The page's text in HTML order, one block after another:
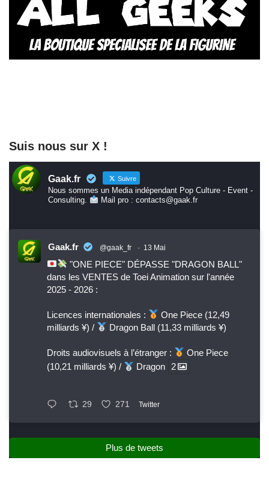
Suis nous sur X !
Gaak.fr Suivre
Nous sommes un Media indépendant Pop Culture - Event -
Consulting.
Mail pro : contacts@gaak.fr
Gaak.fr @gaak_fr · 13 Mai
"ONE PIECE" DÉPASSE "DRAGON BALL"
dans les VENTES de Toei Animation sur l'année
2025 - 2026 :
Licences internationales :
One Piece (12,49
milliards ¥) /
Dragon Ball (11,33 milliards ¥)
Droits audiovisuels à l’étranger :
One Piece
(10,21 milliards ¥) /
Dragon 2
29 271 Twitter
Plus de tweets